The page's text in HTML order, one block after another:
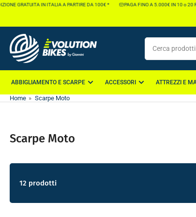
Vai
ai
contenuti
GRATUITA IN ITALIA A PARTIRE DA 100€ * PAGA FINO A 5.000€ IN 10 o 20
Cerca
prodotti
ABBIGLIAMENTO E SCARPE ACCESSORI ATTREZZI E
Home » Scarpe Moto
Scarpe Moto
12 prodotti